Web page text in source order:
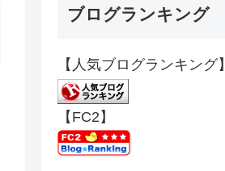
ブログランキング
【人気ブログランキング】
【FC2】